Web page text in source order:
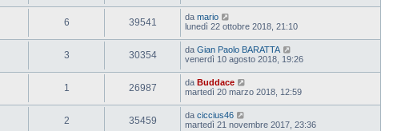
6 39541 da mario
lunedì 22 ottobre 2018, 21:10
3 30354 da Gian Paolo BARATTA
venerdì 10 agosto 2018, 19:26
1 26987 da Buddace
martedì 20 marzo 2018, 12:59
2 35459 da ciccius46
martedì 21 novembre 2017, 23:36